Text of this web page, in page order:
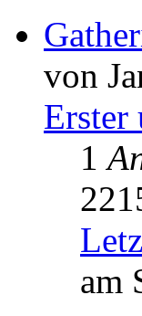
von
Erster
1
am